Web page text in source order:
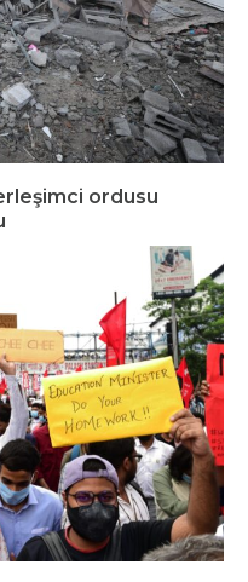
ordusu